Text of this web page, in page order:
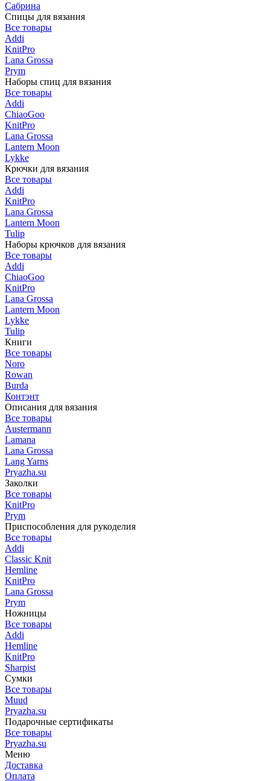
Сабрина
Спицы для вязания
Все товары
Addi
KnitPro
Lana Grossa
Prym
Наборы спиц для вязания
Все товары
Addi
ChiaoGoo
KnitPro
Lana Grossa
Lantern Moon
Lykke
Крючки для вязания
Все товары
Addi
KnitPro
Lana Grossa
Lantern Moon
Tulip
Наборы крючков для вязания
Все товары
Addi
ChiaoGoo
KnitPro
Lana Grossa
Lantern Moon
Lykke
Tulip
Книги
Все товары
Noro
Rowan
Burda
Контэнт
Описания для вязания
Все товары
Austermann
Lamana
Lana Grossa
Lang Yarns
Pryazha.su
Заколки
Все товары
KnitPro
Prym
Приспособления для рукоделия
Все товары
Addi
Classic Knit
Hemline
KnitPro
Lana Grossa
Prym
Ножницы
Все товары
Addi
Hemline
KnitPro
Sharpist
Сумки
Все товары
Muud
Pryazha.su
Подарочные сертификаты
Все товары
Pryazha.su
Меню
Доставка
Оплата